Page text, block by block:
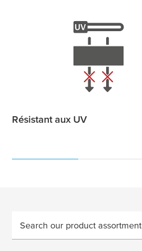
Résistant aux UV
Search our product assortment